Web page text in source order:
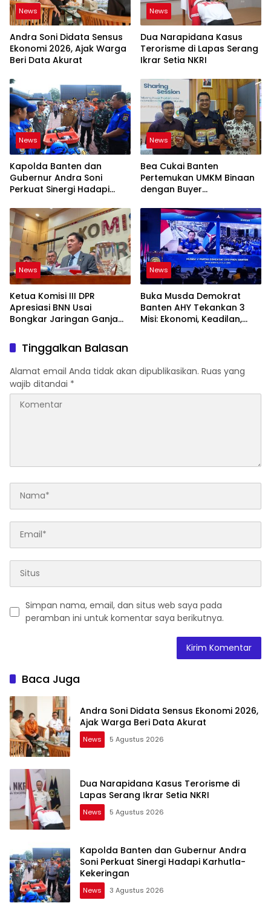
News
Andra Soni Didata Sensus
Ekonomi 2026, Ajak Warga
Beri Data Akurat
News
Dua Narapidana Kasus
Terorisme di Lapas Serang
Ikrar Setia NKRI
News
Kapolda Banten dan
Gubernur Andra Soni
Perkuat Sinergi Hadapi
News
Bea Cukai Banten
Pertemukan UMKM Binaan
dengan Buyer
News
Ketua Komisi III DPR
Apresiasi BNN Usai
Bongkar Jaringan Ganja
News
Buka Musda Demokrat
Banten AHY Tekankan 3
Misi: Ekonomi, Keadilan,
Tinggalkan Balasan
Alamat email Anda tidak akan dipublikasikan. Ruas yang
wajib ditandai *
Simpan nama, email, dan situs web saya pada
peramban ini untuk komentar saya berikutnya.
Baca Juga
Andra Soni Didata Sensus Ekonomi 2026,
Ajak Warga Beri Data Akurat
News 5 Agustus 2026
Dua Narapidana Kasus Terorisme di
Lapas Serang Ikrar Setia NKRI
News 5 Agustus 2026
Kapolda Banten dan Gubernur Andra
Soni Perkuat Sinergi Hadapi Karhutla-
Kekeringan
News 3 Agustus 2026